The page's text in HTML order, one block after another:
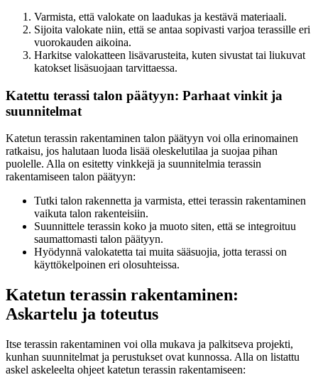
Varmista, että valokate on laadukas ja kestävä materiaali.
Sijoita valokate niin, että se antaa sopivasti varjoa terassille eri
vuorokauden aikoina.
Harkitse valokatteen lisävarusteita, kuten sivustat tai liukuvat
katokset lisäsuojaan tarvittaessa.
Katettu terassi talon päätyyn: Parhaat vinkit ja
suunnitelmat
Katetun terassin rakentaminen talon päätyyn voi olla erinomainen
ratkaisu, jos halutaan luoda lisää oleskelutilaa ja suojaa pihan
puolelle. Alla on esitetty vinkkejä ja suunnitelmia terassin
rakentamiseen talon päätyyn:
Tutki talon rakennetta ja varmista, ettei terassin rakentaminen
vaikuta talon rakenteisiin.
Suunnittele terassin koko ja muoto siten, että se integroituu
saumattomasti talon päätyyn.
Hyödynnä valokatetta tai muita sääsuojia, jotta terassi on
käyttökelpoinen eri olosuhteissa.
Katetun terassin rakentaminen:
Askartelu ja toteutus
Itse terassin rakentaminen voi olla mukava ja palkitseva projekti,
kunhan suunnitelmat ja perustukset ovat kunnossa. Alla on listattu
askel askeleelta ohjeet katetun terassin rakentamiseen: